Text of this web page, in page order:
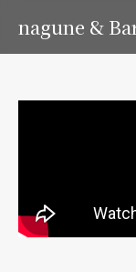
nagune &